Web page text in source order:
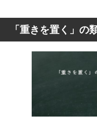
「重きを置く」の